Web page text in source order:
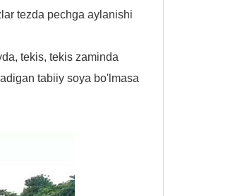
tezda pechga aylanishi
tekis, tekis zaminda
tabiiy soya bo'lmasa